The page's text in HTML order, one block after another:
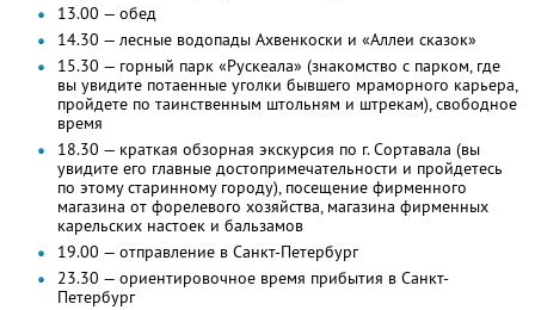
13.00 — обед
14.30 — лесные водопады Ахвенкоски и «Аллеи сказок»
15.30 — горный парк «Рускеала» (знакомство с парком, где
вы увидите потаенные уголки бывшего мраморного карьера,
пройдете по таинственным штольням и штрекам), свободное
время
18.30 — краткая обзорная экскурсия по г. Сортавала (вы
увидите его главные достопримечательности и пройдетесь
по этому старинному городу), посещение фирменного
магазина от форелевого хозяйства, магазина фирменных
карельских настоек и бальзамов
19.00 — отправление в Санкт-Петербург
23.30 — ориентировочное время прибытия в Санкт-
Петербург